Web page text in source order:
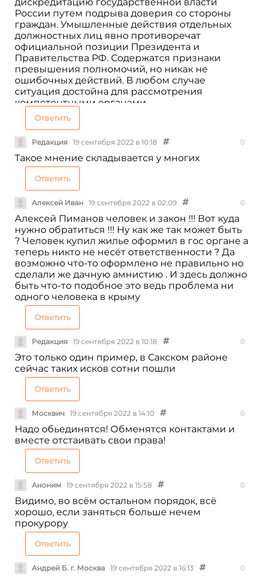
России путем подрыва доверия со стороны
граждан. Умышленные действия отдельных
должностных лиц явно противоречат
официальной позиции Президента и
Правительства РФ. Содержатся признаки
превышения полномочий, но никак не
ошибочных действий. В любом случае
ситуация достойна для рассмотрения
компетентными органами.
Ответить
Редакция 19 сентября 2022 в 10:18 0
Такое мнение складывается у многих
Ответить
Алексей Иван 19 сентября 2022 в 02:09 0
Алексей Пиманов человек и закон !!! Вот куда
нужно обратиться !!! Ну как же так может быть
? Человек купил жилье оформил в гос органе а
теперь никто не несёт ответственности ? Да
возможно что-то оформлено не правильно но
сделали же дачную амнистию . И здесь должно
быть что-то подобное это ведь проблема ни
одного человека в крыму
Ответить
Редакция 19 сентября 2022 в 10:18 0
Это только один пример, в Сакском районе
сейчас таких исков сотни пошли
Ответить
Москвич 19 сентября 2022 в 14:10 0
Надо обьединятся! Обменятся контактами и
вместе отстаивать свои права!
Ответить
Аноним 19 сентября 2022 в 15:58 0
Видимо, во всём остальном порядок, всё
хорошо, если заняться больше нечем
прокурору
Ответить
Андрей Б. г. Москва 19 сентября 2022 в 16:13 0